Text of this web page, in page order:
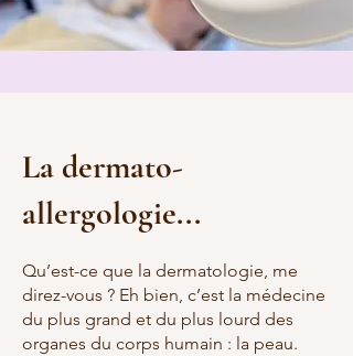
La dermato-
allergologie...
Qu’est-ce que la dermatologie, me
direz-vous ? Eh bien, c’est la médecine
du plus grand et du plus lourd des
organes du corps humain : la peau.